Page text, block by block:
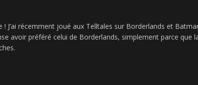
! J’ai récemment joué aux Telltales sur Borderlands et
avoir préféré celui de Borderlands, simplement parce que